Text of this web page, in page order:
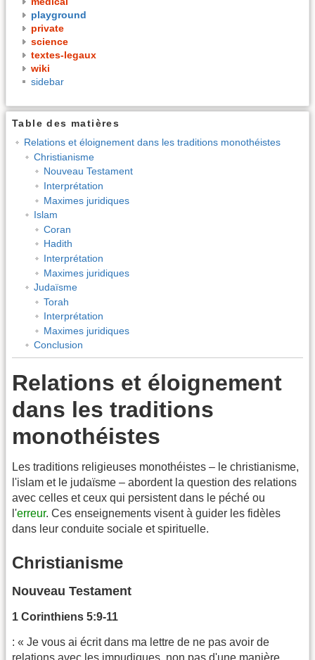
playground
private
science
textes-legaux
wiki
sidebar
Table des matières
Relations et éloignement dans les traditions monothéistes
Christianisme
Nouveau Testament
Interprétation
Maximes juridiques
Islam
Coran
Hadith
Interprétation
Maximes juridiques
Judaïsme
Torah
Interprétation
Maximes juridiques
Conclusion
Relations et éloignement
dans les traditions
monothéistes
Les traditions religieuses monothéistes – le christianisme,
l'islam et le judaïsme – abordent la question des relations
avec celles et ceux qui persistent dans le péché ou
l'erreur. Ces enseignements visent à guider les fidèles
dans leur conduite sociale et spirituelle.
Christianisme
Nouveau Testament
1 Corinthiens 5:9-11
: « Je vous ai écrit dans ma lettre de ne pas avoir de
relations avec les impudiques, non pas d'une manière